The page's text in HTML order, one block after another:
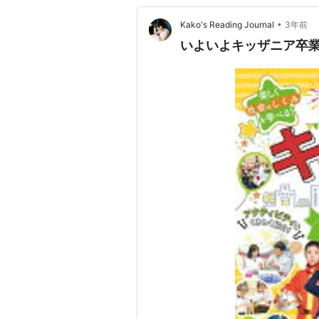
Kako's Reading Journal • 3年前
いよいよキッザニア卒